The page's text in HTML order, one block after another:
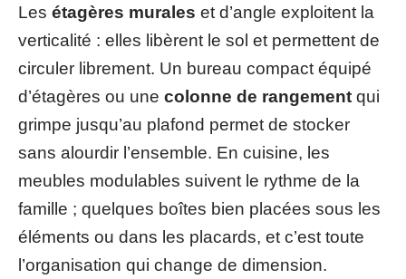
Les étagères murales et d’angle exploitent la
verticalité : elles libèrent le sol et permettent de
circuler librement. Un bureau compact équipé
d’étagères ou une colonne de rangement qui
grimpe jusqu’au plafond permet de stocker
sans alourdir l’ensemble. En cuisine, les
meubles modulables suivent le rythme de la
famille ; quelques boîtes bien placées sous les
éléments ou dans les placards, et c’est toute
l’organisation qui change de dimension.